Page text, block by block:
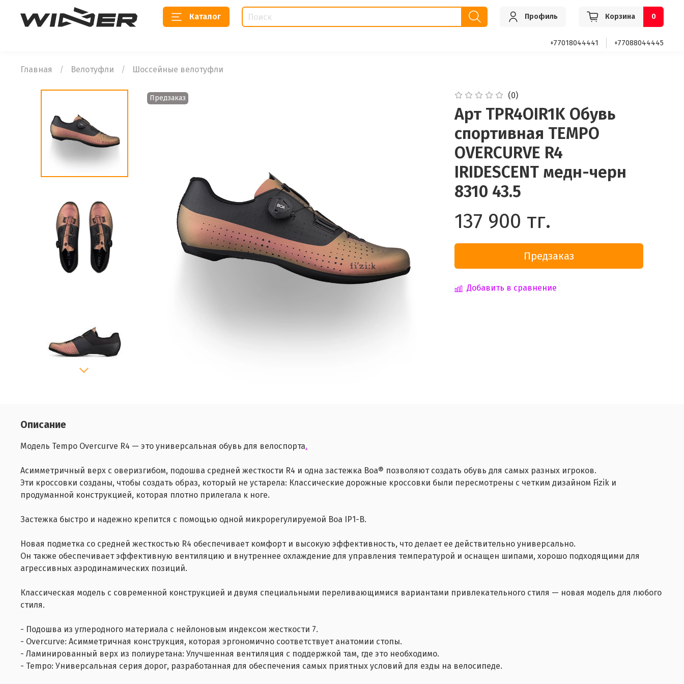
Каталог Профиль Корзина 0
+77018044441 +77088044445
Главная Велотуфли Шоссейные велотуфли
Предзаказ (0)
Арт TPR4OIR1K Обувь
спортивная TEMPO
OVERCURVE R4
IRIDESCENT медн-черн
8310 43.5
137 900 тг.
Предзаказ
Добавить в сравнение
Описание
Модель Tempo Overcurve R4 — это универсальная обувь для велоспорта.
Асимметричный верх с оверизгибом, подошва средней жесткости R4 и одна застежка Boa® позволяют создать обувь для самых разных игроков.
Эти кроссовки созданы, чтобы создать образ, который не устарела: Классические дорожные кроссовки были пересмотрены с четким дизайном Fizik и
продуманной конструкцией, которая плотно прилегала к ноге.
Застежка быстро и надежно крепится с помощью одной микрорегулируемой Boa IP1-B.
Новая подметка со средней жесткостью R4 обеспечивает комфорт и высокую эффективность, что делает ее действительно универсально.
Он также обеспечивает эффективную вентиляцию и внутреннее охлаждение для управления температурой и оснащен шипами, хорошо подходящими для
агрессивных аэродинамических позиций.
Классическая модель с современной конструкцией и двумя специальными переливающимися вариантами привлекательного стиля — новая модель для любого
стиля.
- Подошва из углеродного материала с нейлоновым индексом жесткости 7.
- Overcurve: Асимметричная конструкция, которая эргономично соответствует анатомии стопы.
- Ламинированный верх из полиуретана: Улучшенная вентиляция с поддержкой там, где это необходимо.
- Tempo: Универсальная серия дорог, разработанная для обеспечения самых приятных условий для езды на велосипеде.